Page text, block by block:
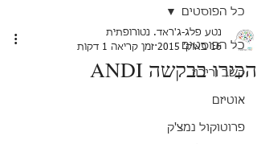
כל הפוסטים
קשב וריכוז
אוטיזם
פרוטוקול נמצ'ק
כל הפוסטים
הכירו בבקשה ANDI
נטע פלג-ג'ראד. נטורופתית
16 באוק׳ 2015
זמן קריאה 1 דקות